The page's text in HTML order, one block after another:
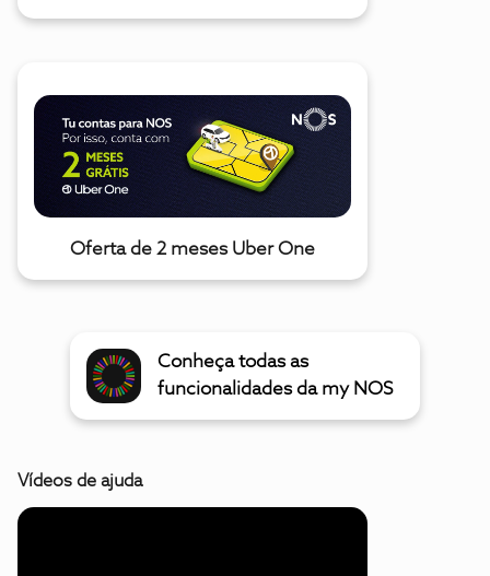
Oferta de 2 meses Uber One
Conheça todas as
funcionalidades da my NOS
Vídeos de ajuda